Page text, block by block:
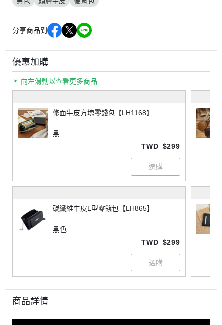
分享商品到
優惠加購
向左滑動以查看更多商品
修面牛皮方塊零錢包【LH1168】
黑
TWD $299
碳纖維牛皮L型零錢包【LH865】
黑色
TWD $299
商品詳情